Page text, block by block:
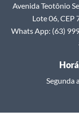
Avenida Teotônio
Lote 06, CEP
Whats App: (63)
Segunda